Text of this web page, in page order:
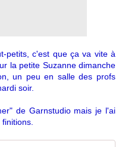
petits, c'est que ça va vite à
la petite Suzanne dimanche
un peu en salle des profs
soir.
de Garnstudio mais je l'ai